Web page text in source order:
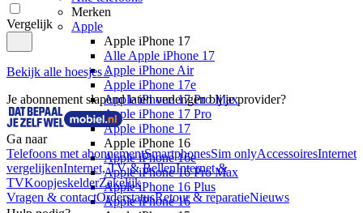
Merken
Apple
Apple iPhone 17
Alle Apple iPhone 17
Apple iPhone Air
Apple iPhone 17e
Apple iPhone 17 Pro Max
Apple iPhone 17 Pro
Apple iPhone 17
Apple iPhone 16
Apple iPhone 16e
Apple iPhone 16 Pro Max
Apple iPhone 16 Plus
Apple iPhone 16
Vergelijk
Bekijk alle hoesjes ›
Je abonnement slapend laten verlengen bij je provider?
Ga naar
Telefoons met abonnementSmartphonesSim onlyAccessoiresInternet
vergelijkenInternet, TV & BellenInternet &
TVKoopjeskelderZakelijk
Vragen & contactOrderstatusRetour & reparatieNieuws